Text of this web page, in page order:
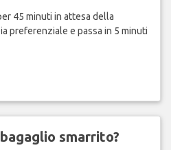
45 minuti in attesa della
preferenziale e passa in 5 minuti
smarrito?